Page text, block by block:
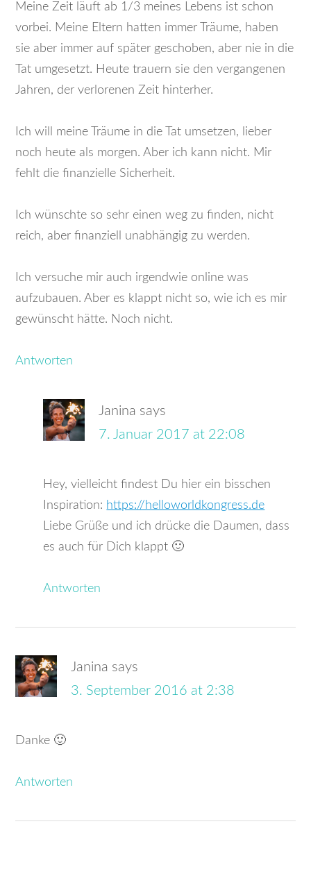
Meine Zeit läuft ab 1/3 meines Lebens ist schon
vorbei. Meine Eltern hatten immer Träume, haben
sie aber immer auf später geschoben, aber nie in die
Tat umgesetzt. Heute trauern sie den vergangenen
Jahren, der verlorenen Zeit hinterher.
Ich will meine Träume in die Tat umsetzen, lieber
noch heute als morgen. Aber ich kann nicht. Mir
fehlt die finanzielle Sicherheit.
Ich wünschte so sehr einen weg zu finden, nicht
reich, aber finanziell unabhängig zu werden.
Ich versuche mir auch irgendwie online was
aufzubauen. Aber es klappt nicht so, wie ich es mir
gewünscht hätte. Noch nicht.
Antworten
Janina says
7. Januar 2017 at 22:08
Hey, vielleicht findest Du hier ein bisschen
Inspiration: https://helloworldkongress.de
Liebe Grüße und ich drücke die Daumen, dass
es auch für Dich klappt 🙂
Antworten
Janina says
3. September 2016 at 2:38
Danke 🙂
Antworten